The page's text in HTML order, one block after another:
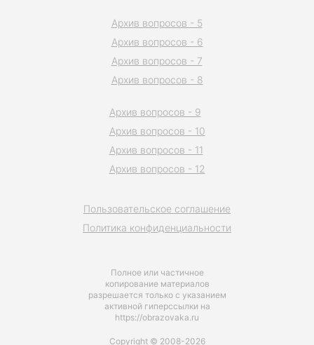
Полное или частичное
копирование материалов
разрешается только с указанием
активной гиперссылки на
https://obrazovaka.ru
Пользовательское соглашение
Политика конфиденциальности
Архив вопросов - 5
Архив вопросов - 6
Архив вопросов - 7
Архив вопросов - 8
Архив вопросов - 9
Архив вопросов - 10
Архив вопросов - 11
Архив вопросов - 12
Copyright © 2008-2026